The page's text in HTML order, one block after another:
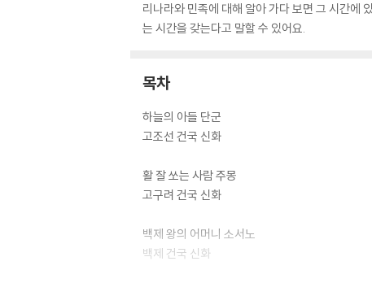
리나라와 민족에 대해 알아 가다 보면 그 시간에
는 시간을 갖는다고 말할 수 있어요.
목차
하늘의 아들 단군
고조선 건국 신화
활 잘 쏘는 사람 주몽
고구려 건국 신화
백제 왕의 어머니 소서노
백제 건국 신화